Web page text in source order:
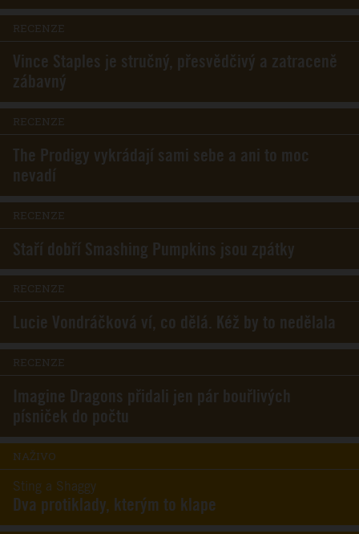
RECENZE
Vince Staples je stručný, přesvědčivý a zatraceně
zábavný
RECENZE
The Prodigy vykrádají sami sebe a ani to moc
nevadí
RECENZE
Staří dobří Smashing Pumpkins jsou zpátky
RECENZE
Lucie Vondráčková ví, co dělá. Kéž by to nedělala
RECENZE
Imagine Dragons přidali jen pár bouřlivých
písniček do počtu
NAŽIVO
Sting a Shaggy
Dva protiklady, kterým to klape